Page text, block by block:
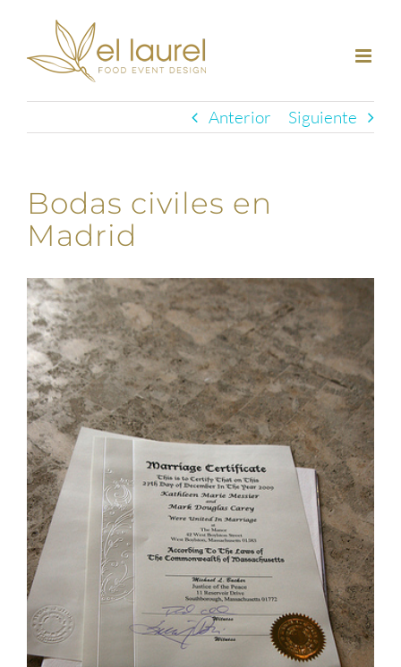
contenido
Anterior Siguiente
Bodas civiles en
Madrid